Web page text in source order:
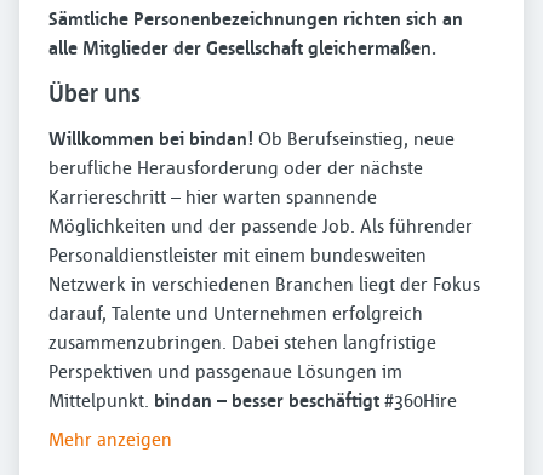
Sämtliche Personenbezeichnungen richten sich an
alle Mitglieder der Gesellschaft gleichermaßen.
Über uns
Willkommen bei bindan! Ob Berufseinstieg, neue
berufliche Herausforderung oder der nächste
Karriereschritt – hier warten spannende
Möglichkeiten und der passende Job. Als führender
Personaldienstleister mit einem bundesweiten
Netzwerk in verschiedenen Branchen liegt der Fokus
darauf, Talente und Unternehmen erfolgreich
zusammenzubringen. Dabei stehen langfristige
Perspektiven und passgenaue Lösungen im
Mittelpunkt. bindan – besser beschäftigt #360Hire
Mehr anzeigen